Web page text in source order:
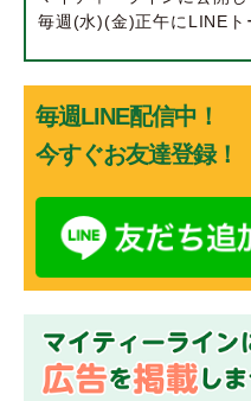
毎週(水)(金)正午にLINEト
毎週LINE配信中！
今すぐお友達登録！